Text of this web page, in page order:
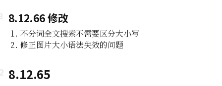
8.12.66 修改
不分词全文搜索不需要区分大小写
修正图片大小语法失效的问题
8.12.65